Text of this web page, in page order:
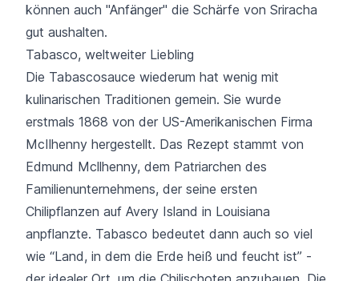
können auch "Anfänger" die Schärfe von Sriracha
gut aushalten.
Tabasco, weltweiter Liebling
Die Tabascosauce wiederum hat wenig mit
kulinarischen Traditionen gemein. Sie wurde
erstmals 1868 von der US-Amerikanischen Firma
McIlhenny hergestellt. Das Rezept stammt von
Edmund Mcllhenny, dem Patriarchen des
Familienunternehmens, der seine ersten
Chilipflanzen auf Avery Island in Louisiana
anpflanzte. Tabasco bedeutet dann auch so viel
wie “Land, in dem die Erde heiß und feucht ist” -